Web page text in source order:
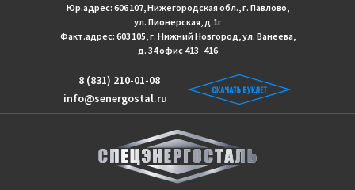
info@senergostal.ru
8 (831) 210-01-08
Юр.адрес: 606 107, Нижегородская обл., г. Павлово,
ул. Пионерская, д.1г
Факт.адрес: 603 105, г. Нижний Новгород, ул. Ванеева,
д. 34 офис 413−416